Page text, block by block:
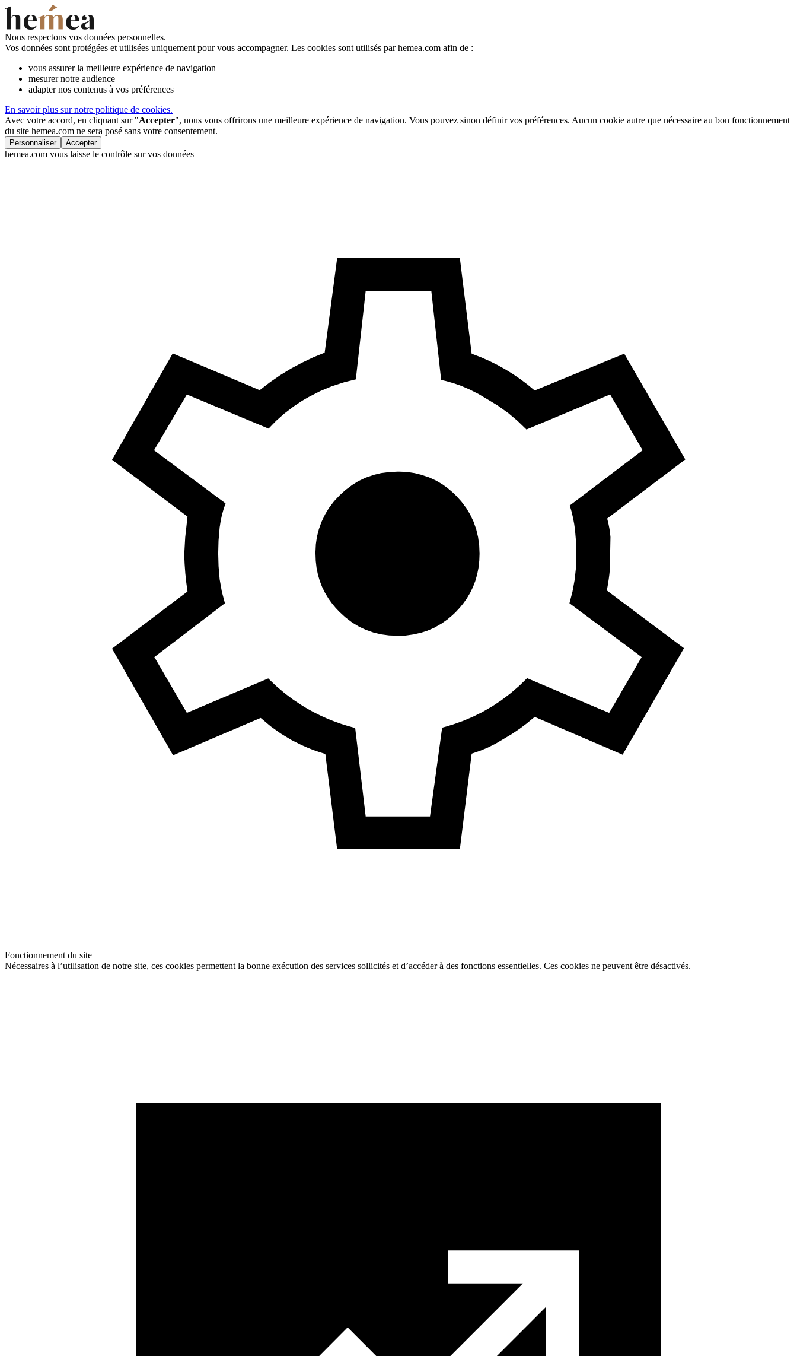
Nous respectons vos données personnelles.
Vos données sont protégées et utilisées uniquement pour vous accompagner. Les cookies sont utilisés par hemea.com afin de :
vous assurer la meilleure expérience de navigation
mesurer notre audience
adapter nos contenus à vos préférences
En savoir plus sur notre politique de cookies.
Avec votre accord, en cliquant sur "Accepter", nous vous offrirons une meilleure expérience de navigation. Vous pouvez sinon définir vos préférences. Aucun cookie autre que nécessaire au bon fonctionnement
du site hemea.com ne sera posé sans votre consentement.
Personnaliser Accepter
hemea.com vous laisse le contrôle sur vos données
Fonctionnement du site
Nécessaires à l’utilisation de notre site, ces cookies permettent la bonne exécution des services sollicités et d’accéder à des fonctions essentielles. Ces cookies ne peuvent être désactivés.